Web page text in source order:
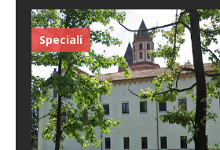
Speciali